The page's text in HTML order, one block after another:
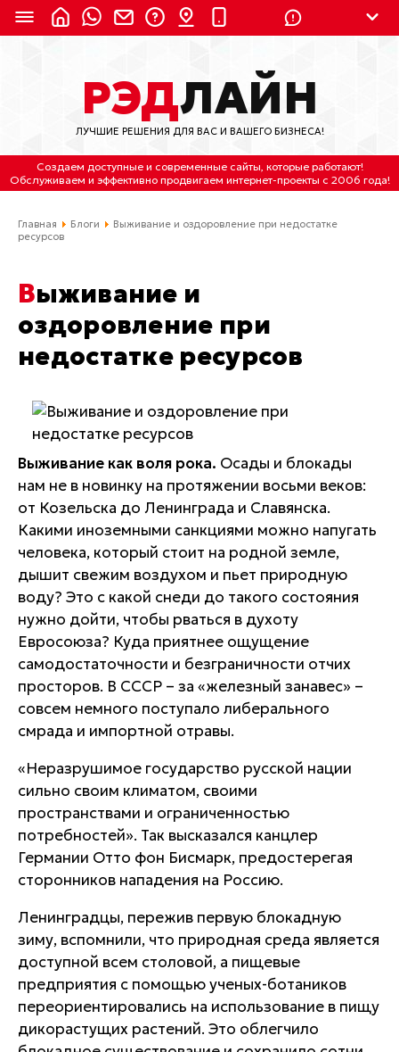
8 (800) 550-9899 (с 2:30 до 11:30 по
Мск)
Бесплатно по России
(4212) 658-653
(4212) 637-673
Отдельный вход \ Левый торец здания
info@lred.ru
РЭДЛАЙН
ЛУЧШИЕ РЕШЕНИЯ ДЛЯ ВАС И ВАШЕГО БИЗНЕСА!
Создаем доступные и современные сайты, которые работают!
Обслуживаем и эффективно продвигаем интернет-проекты с 2006 года!
Главная Блоги
Выживание и оздоровление при недостатке
ресурсов
Выживание и
оздоровление при
недостатке ресурсов
Выживание как воля рока. Осады и блокады
нам не в новинку на протяжении восьми веков:
от Козельска до Ленинграда и Славянска.
Какими иноземными санкциями можно напугать
человека, который стоит на родной земле,
дышит свежим воздухом и пьет природную
воду? Это с какой снеди до такого состояния
нужно дойти, чтобы рваться в духоту
Евросоюза? Куда приятнее ощущение
самодостаточности и безграничности отчих
просторов. В СССР – за «железный занавес» –
совсем немного поступало либерального
смрада и импортной отравы.
«Неразрушимое государство русской нации
сильно своим климатом, своими
пространствами и ограниченностью
потребностей». Так высказался канцлер
Германии Отто фон Бисмарк, предостерегая
сторонников нападения на Россию.
Ленинградцы, пережив первую блокадную
зиму, вспомнили, что природная среда является
доступной всем столовой, а пищевые
предприятия с помощью ученых-ботаников
переориентировались на использование в пищу
дикорастущих растений. Это облегчило